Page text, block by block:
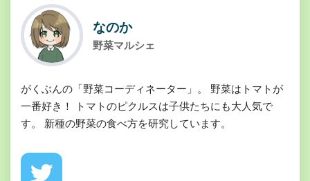
なのか
野菜マルシェ
がくぶんの「野菜コーディネーター」。 野菜はトマトが
一番好き！ トマトのピクルスは子供たちにも大人気で
す。 新種の野菜の食べ方を研究しています。